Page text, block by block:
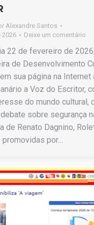
Alexandre Santos
2026
Deixe um comentário
22 de fevereiro de
de Desenvolvimento
sua página na Internet
a Voz do Escritor,
do mundo cultural,
sobre segurança
de Renato Dagnino,
por…